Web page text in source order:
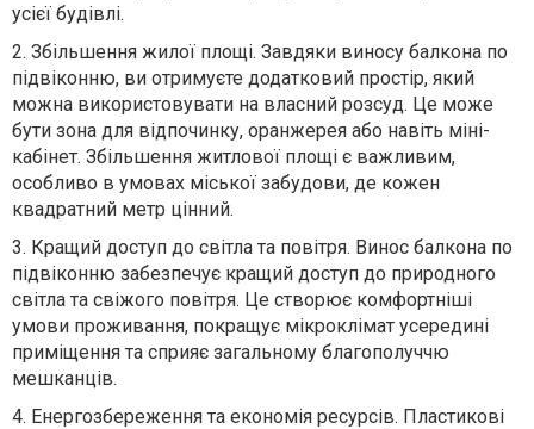
усієї будівлі.
2. Збільшення жилої площі. Завдяки виносу балкона по
підвіконню, ви отримуєте додатковий простір, який
можна використовувати на власний розсуд. Це може
бути зона для відпочинку, оранжерея або навіть міні-
кабінет. Збільшення житлової площі є важливим,
особливо в умовах міської забудови, де кожен
квадратний метр цінний.
3. Кращий доступ до світла та повітря. Винос балкона по
підвіконню забезпечує кращий доступ до природного
світла та свіжого повітря. Це створює комфортніші
умови проживання, покращує мікроклімат усередині
приміщення та сприяє загальному благополуччю
мешканців.
4. Енергозбереження та економія ресурсів. Пластикові